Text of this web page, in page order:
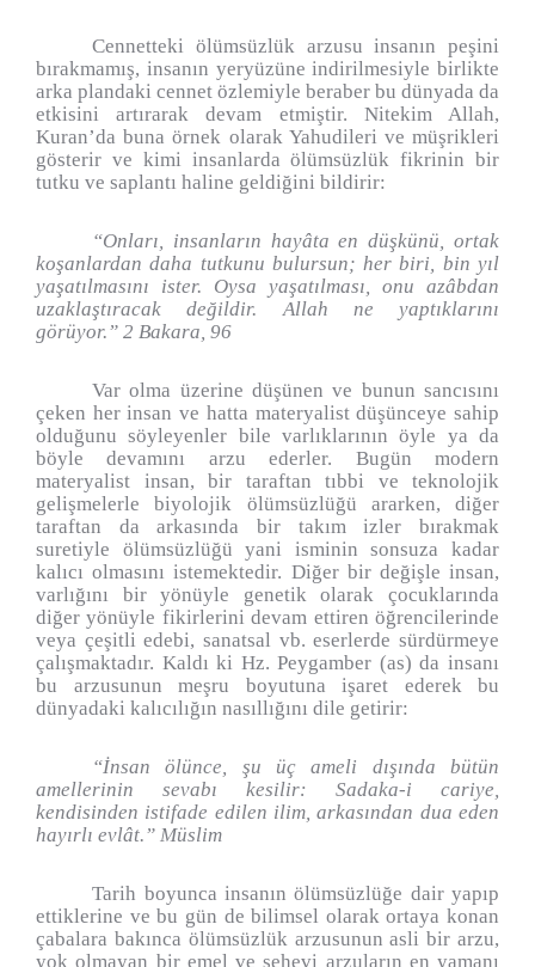
Cennetteki ölümsüzlük arzusu insanın peşini
bırakmamış, insanın yeryüzüne indirilmesiyle birlikte
arka plandaki cennet özlemiyle beraber bu dünyada da
etkisini artırarak devam etmiştir. Nitekim Allah,
Kuran’da buna örnek olarak Yahudileri ve müşrikleri
gösterir ve kimi insanlarda ölümsüzlük fikrinin bir
tutku ve saplantı haline geldiğini bildirir:
“Onları, insanların hayâta en düşkünü, ortak
koşanlardan daha tutkunu bulursun; her biri, bin yıl
yaşatılmasını ister. Oysa yaşatılması, onu azâbdan
uzaklaştıracak değildir. Allah ne yaptıklarını
görüyor.” 2 Bakara, 96
Var olma üzerine düşünen ve bunun sancısını
çeken her insan ve hatta materyalist düşünceye sahip
olduğunu söyleyenler bile varlıklarının öyle ya da
böyle devamını arzu ederler. Bugün modern
materyalist insan, bir taraftan tıbbi ve teknolojik
gelişmelerle biyolojik ölümsüzlüğü ararken, diğer
taraftan da arkasında bir takım izler bırakmak
suretiyle ölümsüzlüğü yani isminin sonsuza kadar
kalıcı olmasını istemektedir. Diğer bir değişle insan,
varlığını bir yönüyle genetik olarak çocuklarında
diğer yönüyle fikirlerini devam ettiren öğrencilerinde
veya çeşitli edebi, sanatsal vb. eserlerde sürdürmeye
çalışmaktadır. Kaldı ki Hz. Peygamber (as) da insanı
bu arzusunun meşru boyutuna işaret ederek bu
dünyadaki kalıcılığın nasıllığını dile getirir:
“İnsan ölünce, şu üç ameli dışında bütün
amellerinin sevabı kesilir: Sadaka-i cariye,
kendisinden istifade edilen ilim, arkasından dua eden
hayırlı evlât.” Müslim
Tarih boyunca insanın ölümsüzlüğe dair yapıp
ettiklerine ve bu gün de bilimsel olarak ortaya konan
çabalara bakınca ölümsüzlük arzusunun asli bir arzu,
yok olmayan bir emel ve şehevi arzuların en yamanı